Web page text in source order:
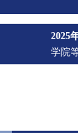
2025
学院